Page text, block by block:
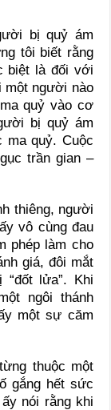
bị quỷ ám
tôi biết rằng
biệt là đối với
một người nào
quỷ vào cơ
bị quỷ ám
ma quỷ. Cuộc
trần gian –
thiêng, người
vô cùng đau
phép làm cho
giá, đôi mắt
lửa”. Khi
ngôi thánh
một sự căm
thuộc một
gắng hết sức
nói rằng khi